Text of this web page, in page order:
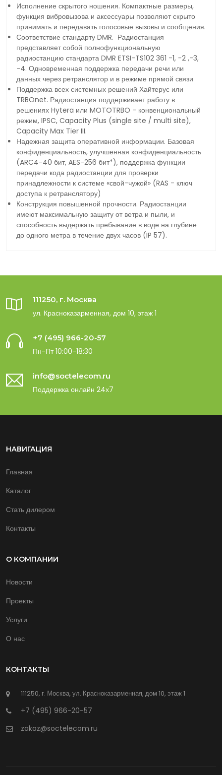
Исполнение скрытого ношения. Компактные размеры,
функция вибровызова и аксессуары позволяют скрыто
принимать и передавать голосовые вызовы и сообщения.
Соответствие стандарту DMR. Радиостанция
представляет собой полнофункциональную
радиостанцию стандарта DMR ETSI-TS102 361 -1, -2 ,-3,
-4. Одновременная поддержка передачи речи или
данных через ретранслятор и в режиме прямой связи
Поддержка всех системных решений Хайтерус или
TRBOnet. Радиостанция поддерживает работу в
решениях Hytera или MOTOTRBO - конвенциональный
режим, IPSC, Capacity Plus (single site / multi site),
Capacity Max Tier III.
Надежная защита оперативной информации. Базовая
конфиденциальность, улучшенная конфиденциальность
(ARC4-40 бит, AES-256 бит*), поддержка функции
передачи кода радиостанции для проверки
принадлежности к системе «свой-чужой» (RAS - ключ
доступа к ретранслятору)
Конструкция повышенной прочности. Радиостанции
имеют максимальную защиту от ветра и пыли, и
способность выдержать пребывание в воде на глубине
до одного метра в течение двух часов (IP 57).
111250, г. Москва
ул. Красноказарменная, дом 10, этаж 1
+7 (495) 966-20-57
Пн-Пт 10:00-18:30
info@soctelecom.ru
Поддержка онлайн 24х7
НАВИГАЦИЯ
Главная
Каталог
Стать дилером
Контакты
О КОМПАНИИ
Новости
Проекты
Услуги
О нас
КОНТАКТЫ
111250, г. Москва, ул. Красноказарменная, дом 10, этаж 1
+7 (495) 966-20-57
zakaz@soctelecom.ru